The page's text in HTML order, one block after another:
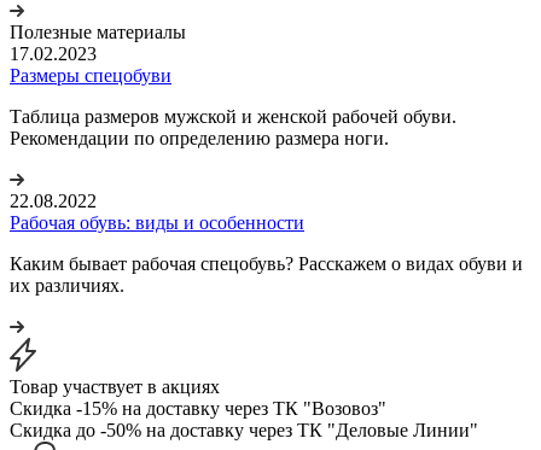
Полезные материалы
17.02.2023
Размеры спецобуви
Таблица размеров мужской и женской рабочей обуви.
Рекомендации по определению размера ноги.
22.08.2022
Рабочая обувь: виды и особенности
Каким бывает рабочая спецобувь? Расскажем о видах обуви и
их различиях.
Товар участвует в акциях
Скидка -15% на доставку через ТК "Возовоз"
Скидка до -50% на доставку через ТК "Деловые Линии"